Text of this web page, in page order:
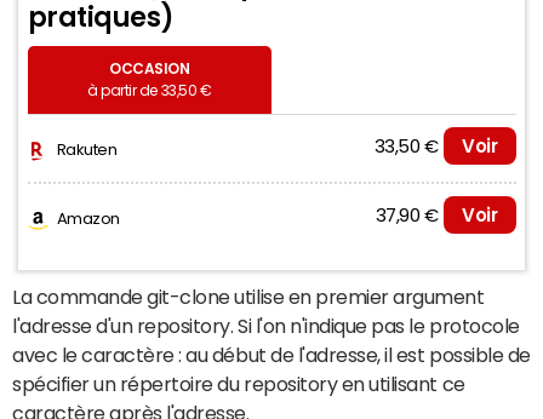
pratiques)
OCCASION
à partir de 33,50 €
Rakuten 33,50 € Voir
Amazon 37,90 € Voir
La commande git-clone utilise en premier argument
l'adresse d'un repository. Si l'on n'indique pas le protocole
avec le caractère : au début de l'adresse, il est possible de
spécifier un répertoire du repository en utilisant ce
caractère après l'adresse.